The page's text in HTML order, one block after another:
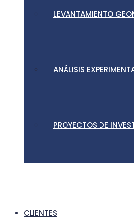
LEVANTAMIENTO
ANÁLISIS
PROYECTOS DE
CLIENTES